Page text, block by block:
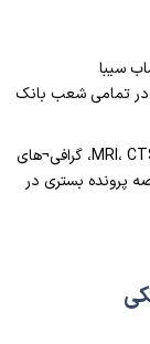
شماره حساب سیبا
در تمامی شعب بانک
6- تمام مدارک و مستندات مرتبط با بیماری نظیر MRI، CTScan، گرافی¬های
پرونده بستری در